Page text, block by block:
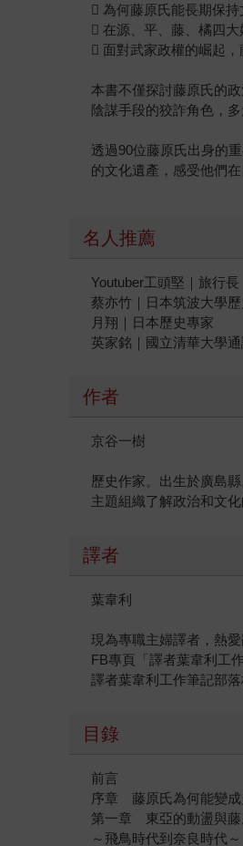
 為何藤原氏能長期保
 在源、平、藤、橘四
 面對武家政權的崛起
本書不僅探討藤原氏的
陰謀手段的狡詐角色，
透過90位藤原氏出身的
的文化遺產，感受他們
名人推薦
Youtuber工頭堅｜旅行長
蔡亦竹｜日本筑波大學
月翔｜日本歷史專家
英家銘｜國立清華大學
作者
京谷一樹
歷史作家。出生於廣島
主題組織了解政治和文
譯者
葉韋利
現為專職主婦譯者，熱愛
FB專頁「譯者葉韋利工
譯者葉韋利工作筆記部
目錄
前言
序章 藤原氏為何能變成
第一章 東亞的動盪與
～飛鳥時代到奈良時代～